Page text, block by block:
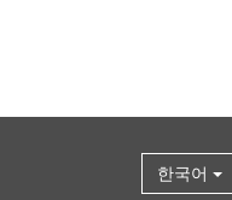
한국어